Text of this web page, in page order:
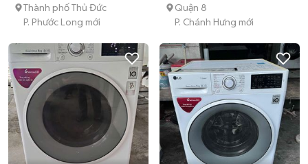
Thành phố Thủ Đức
P. Phước Long mới
Quận 8
P. Chánh Hưng mới